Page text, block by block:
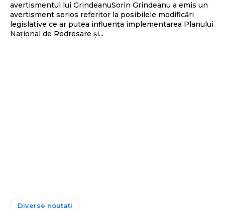
avertismentul lui GrindeanuSorin Grindeanu a emis un
avertisment serios referitor la posibilele modificări
legislative ce ar putea influența implementarea Planului
Național de Redresare și...
Diverse noutati